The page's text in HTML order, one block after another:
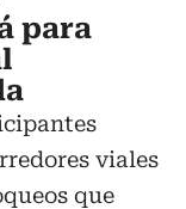
para
viales
que